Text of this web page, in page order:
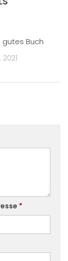
gutes Buch
2021
*